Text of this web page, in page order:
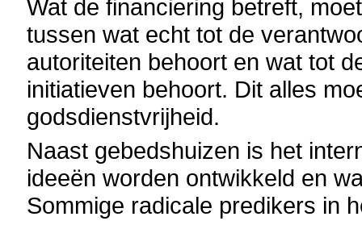
Wat de financiering betreft,
tussen wat echt tot de
autoriteiten behoort en wat tot
initiatieven behoort. Dit alles
godsdienstvrijheid.
Naast gebedshuizen is het
ideeën worden ontwikkeld en
Sommige radicale predikers in